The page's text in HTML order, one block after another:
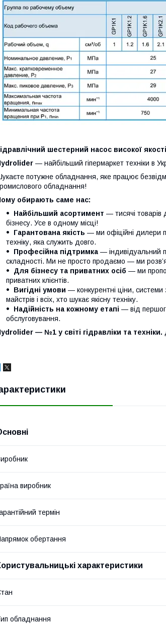
шестерний насос високої
— найбільший гіпермаркет техніки в
потужне обладнання, яке працює
обладнання!
обирають саме нас:
Найбільший асортимент — тисячі товарів
бізнесу. Усе в одному місці!
Гарантована якість — ми офіційні дилери
техніку, яка служить довго.
Професійна підтримка — індивідуальний
складності. Ми не просто продаємо — ми
Для бізнесу та приватних осіб — ми
приватних клієнтів.
Вигідні умови — конкурентні ціни, системи
майстрів і всіх, хто шукає якісну техніку.
Надійність на кожному етапі — від
обслуговування.
— №1 у світі гідравліки та техніки.
виробник
термін
обертання
характеристики
обладнання